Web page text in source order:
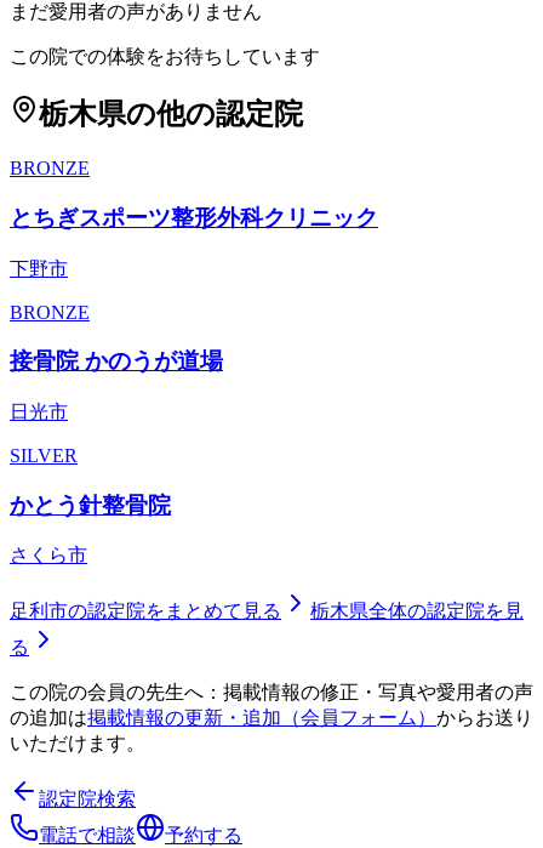
まだ愛用者の声がありません
この院での体験をお待ちしています
栃木県の他の認定院
BRONZE
とちぎスポーツ整形外科クリニック
下野市
BRONZE
接骨院 かのうが道場
日光市
SILVER
かとう針整骨院
さくら市
足利市の認定院をまとめて見る 栃木県全体の認定院を見
る
この院の会員の先生へ：掲載情報の修正・写真や愛用者の声
の追加は掲載情報の更新・追加（会員フォーム） からお送り
いただけます。
認定院検索
電話で相談
予約する